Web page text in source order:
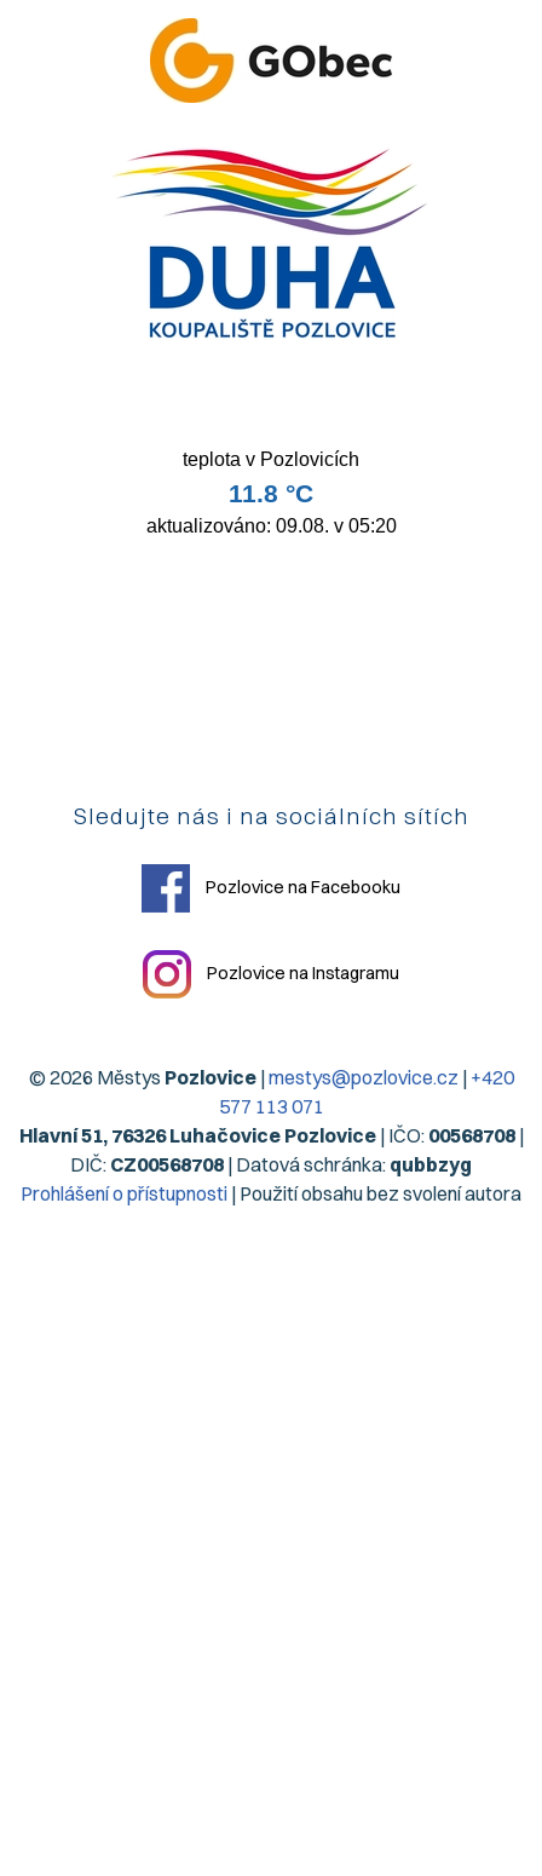
Sledujte nás i na sociálních sítích
Pozlovice na Facebooku
Pozlovice na Instagramu
© 2026 Městys Pozlovice|mestys@pozlovice.cz | +420
577 113 071
Hlavní 51, 76326 Luhačovice Pozlovice| IČO: 00568708|
DIČ: CZ00568708 | Datová schránka: qubbzyg
Prohlášení o přístupnosti | Použití obsahu bez svolení autora